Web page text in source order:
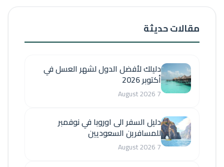
مقالات حديثة
دليلك لأفضل الدول لشهر العسل في
أكتوبر 2026
7 August 2026
دليل السفر الى اوروبا في نوفمبر
للمسافرين السعوديين
7 August 2026